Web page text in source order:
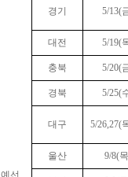
예선
경기 5/13(
대전 5/19(
충북 5/20(
경북 5/25(
대구 5/26,27(
울산 9/8(